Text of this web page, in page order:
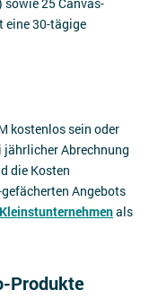
eine 30-tägige
kostenlos sein oder
jährlicher Abrechnung
die Kosten
Angebots
als
Produkte